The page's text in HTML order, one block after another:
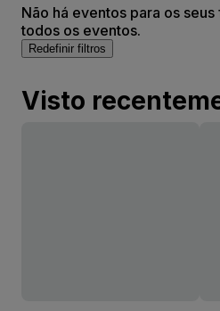
Não há eventos para os
todos os eventos.
Redefinir filtros
Visto